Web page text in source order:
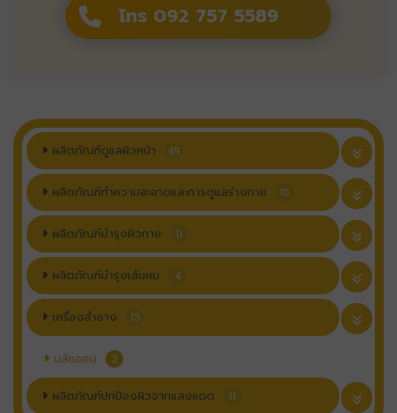
โทร 092 757 5589
ผลิตภัณฑ์ดูแลผิวหน้า 49
ผลิตภัณฑ์ทำความสะอาดและการดูแลร่างกาย 10
ผลิตภัณฑ์บำรุงผิวกาย 11
ผลิตภัณฑ์บำรุงเส้นผม 4
เครื่องสำอาง 13
บลัชออน 2
ผลิตภัณฑ์ปกป้องผิวจากแสงแดด 11